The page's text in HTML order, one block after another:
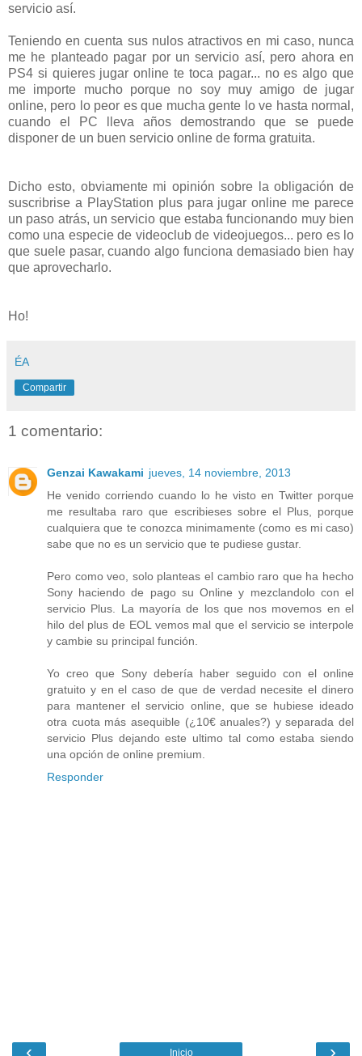
servicio así.
Teniendo en cuenta sus nulos atractivos en mi caso, nunca
me he planteado pagar por un servicio así, pero ahora en
PS4 si quieres jugar online te toca pagar... no es algo que
me importe mucho porque no soy muy amigo de jugar
online, pero lo peor es que mucha gente lo ve hasta normal,
cuando el PC lleva años demostrando que se puede
disponer de un buen servicio online de forma gratuita.
Dicho esto, obviamente mi opinión sobre la obligación de
suscribrise a PlayStation plus para jugar online me parece
un paso atrás, un servicio que estaba funcionando muy bien
como una especie de videoclub de videojuegos... pero es lo
que suele pasar, cuando algo funciona demasiado bien hay
que aprovecharlo.
Ho!
ÉA
Compartir
1 comentario:
Genzai Kawakami jueves, 14 noviembre, 2013
He venido corriendo cuando lo he visto en Twitter porque
me resultaba raro que escribieses sobre el Plus, porque
cualquiera que te conozca minimamente (como es mi caso)
sabe que no es un servicio que te pudiese gustar.
Pero como veo, solo planteas el cambio raro que ha hecho
Sony haciendo de pago su Online y mezclandolo con el
servicio Plus. La mayoría de los que nos movemos en el
hilo del plus de EOL vemos mal que el servicio se interpole
y cambie su principal función.
Yo creo que Sony debería haber seguido con el online
gratuito y en el caso de que de verdad necesite el dinero
para mantener el servicio online, que se hubiese ideado
otra cuota más asequible (¿10€ anuales?) y separada del
servicio Plus dejando este ultimo tal como estaba siendo
una opción de online premium.
Responder
‹ ›
Inicio